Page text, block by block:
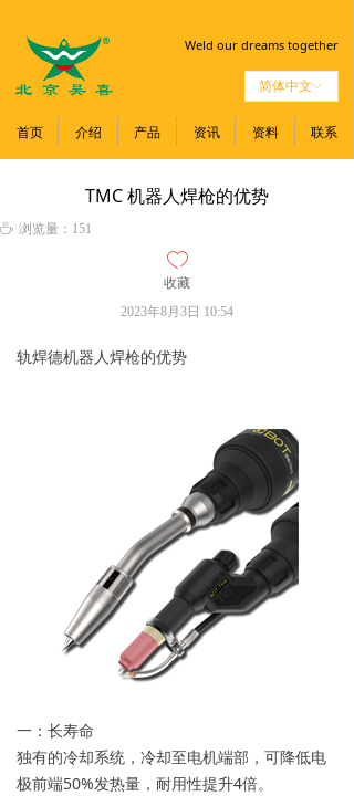
首页 介绍 产品 资讯 资料 联系
ꀅ
简体中文
Weld our dreams together
TMC 机器人焊枪的优势
轨焊德机器人焊枪的优势
一：长寿命
独有的冷却系统，冷却至电机端部，可降低电
极前端50%发热量，耐用性提升4倍。
2023年8月3日 10:54
ꄘ 浏览量： 151
ꄀ
收藏